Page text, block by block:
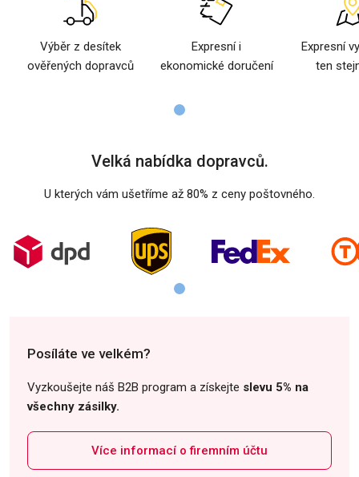
Výběr z desítek
ověřených dopravců
Expresní i
ekonomické doručení
Expresní
ten
Velká nabídka dopravců.
U kterých vám ušetříme až 80% z ceny poštovného.
Posíláte ve velkém?
Vyzkoušejte náš B2B program a získejte slevu 5% na
všechny zásilky.
Více informací o firemním účtu